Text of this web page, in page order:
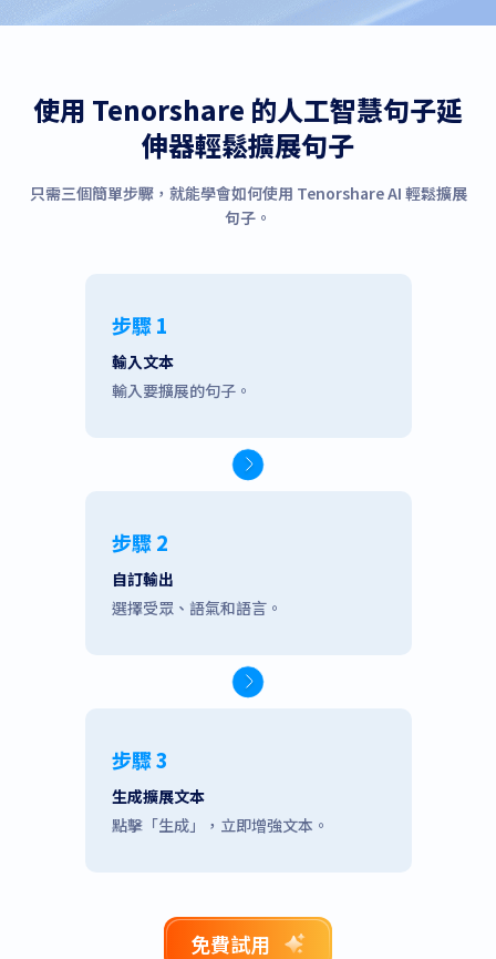
使用 Tenorshare 的人工智慧句子延
伸器輕鬆擴展句子
只需三個簡單步驟，就能學會如何使用 Tenorshare AI 輕鬆擴展
句子。
步驟 1
輸入文本
輸入要擴展的句子。
步驟 2
自訂輸出
選擇受眾、語氣和語言。
步驟 3
生成擴展文本
點擊「生成」，立即增強文本。
免費試用